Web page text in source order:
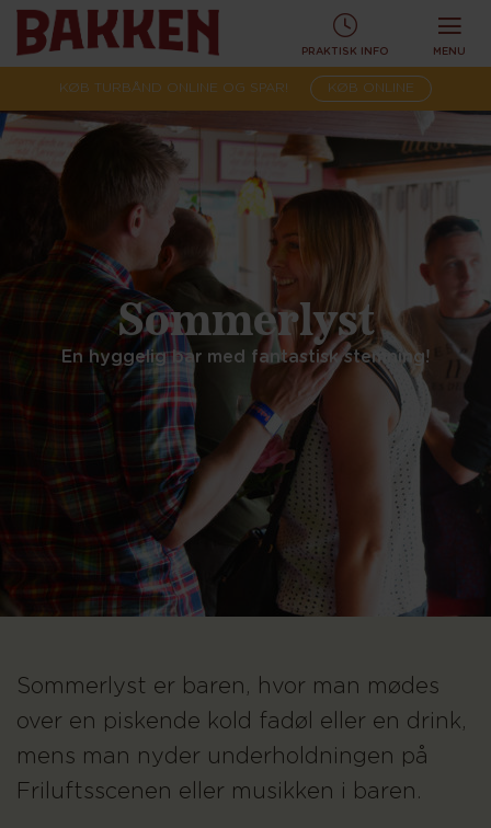
Sommerlyst
En hyggelig bar med fantastisk stemning!
Sommerlyst er baren, hvor man mødes
over en piskende kold fadøl eller en drink,
mens man nyder underholdningen på
Friluftsscenen eller musikken i baren.
PRAKTISK INFO MENU
KØB TURBÅND ONLINE OG SPAR! KØB ONLINE